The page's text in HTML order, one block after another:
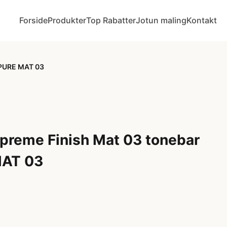
ForsideProdukterTop RabatterJotun malingKontakt
MAT 03
Finish Mat 03 tonebar
03